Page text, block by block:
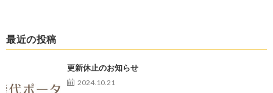
最近の投稿
更新休止のお知らせ
2024.10.21